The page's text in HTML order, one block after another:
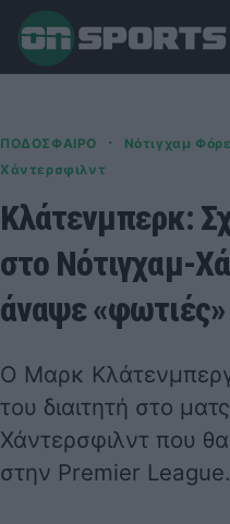
ΠΟΔΟΣΦΑΙΡΟ · Νότιγχαμ
Χάντερσφιλντ
Κλάτενμπερκ:
στο Νότιγχαμ-
άναψε «φωτιές»
Ο Μαρκ
του διαιτητή στο
Χάντερσφιλντ που
στην Premier League.